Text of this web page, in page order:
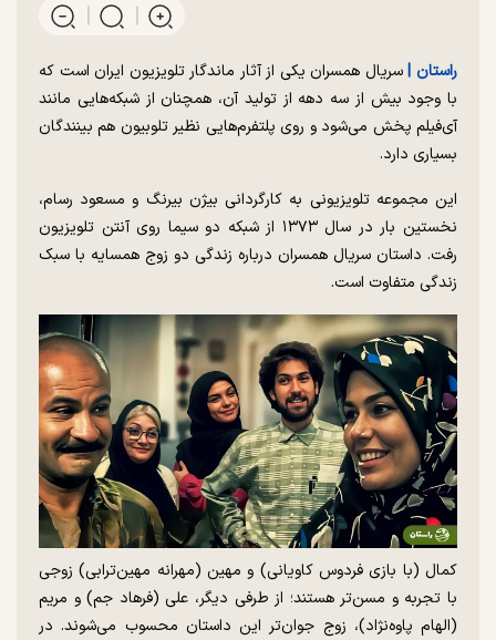
راستان |سریال همسران یکی از آثار ماندگار تلویزیون ایران است که
با وجود بیش از سه دهه از تولید آن، همچنان از شبکه‌هایی مانند
آی‌فیلم پخش می‌شود و روی پلتفرم‌هایی نظیر تلوبیون هم بینندگان
بسیاری دارد.
این مجموعه تلویزیونی به کارگردانی بیژن بیرنگ و مسعود رسام،
نخستین بار در سال ۱۳۷۳ از شبکه دو سیما روی آنتن تلویزیون
رفت. داستان سریال همسران درباره زندگی دو زوج همسایه با سبک
زندگی متفاوت است.
کمال (با بازی فردوس کاویانی) و مهین (مهرانه مهین‌ترابی) زوجی
با تجربه و مسن‌تر هستند؛ از طرفی دیگر، علی (فرهاد جم) و مریم
(الهام پاوه‌نژاد)، زوج جوان‌تر این داستان محسوب می‌شوند. در